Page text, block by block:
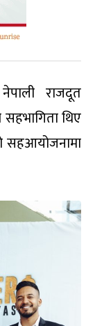
नेपाली राजदूत
थिए
सहआयोजनामा